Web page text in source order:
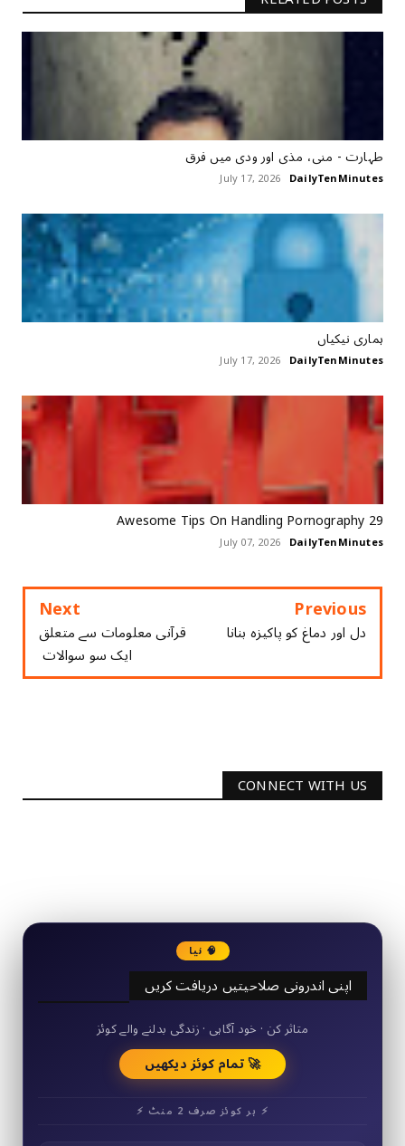
طہارت ‏- منی، مذی اور ودی میں فرق
DailyTenMinutes
July 17, 2026
ہماری نیکیاں
DailyTenMinutes
July 17, 2026
29 Awesome Tips On Handling Pornography
DailyTenMinutes
July 07, 2026
Previous
دل اور دماغ کو پاکیزہ بنانا
Next
قرآنی ‏معلومات ‏سے ‏متعلق
‏ایک ‏سو ‏سوالات ‏
CONNECT WITH US
🧠 نیا
اپنی اندرونی صلاحیتیں دریافت کریں
50+ مختصر کوئز
متاثر کن · خود آگاہی · زندگی بدلنے والے کوئز
🚀 تمام کوئز دیکھیں
⚡ ہر کوئز صرف 2 منٹ ⚡